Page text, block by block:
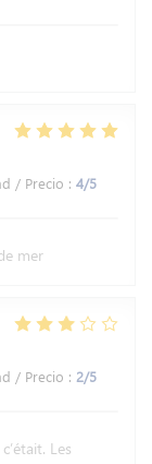
/ Precio : 4/5
mer
/ Precio : 2/5
Les